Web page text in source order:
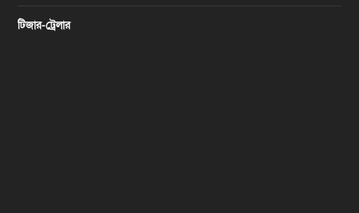
টিজার-ট্রেলার